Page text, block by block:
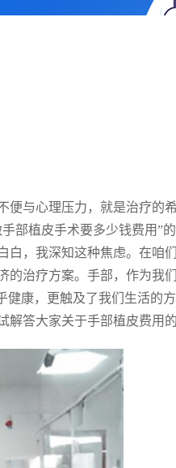
与心理压力，就是治疗的
部植皮手术要多少钱费用”
白，我深知这种焦虑。在咱
的治疗方案。手部，作为我
康，更触及了我们生活的
答大家关于手部植皮费用的